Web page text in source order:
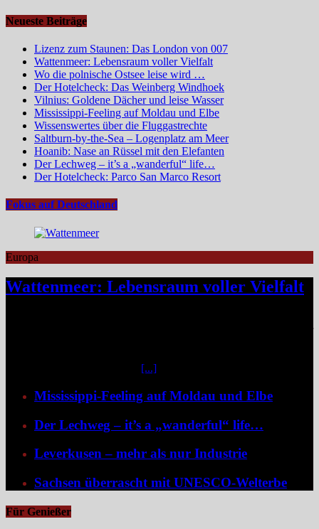
Neueste Beiträge
Lizenz zum Staunen: Das London von 007
Wattenmeer: Lebensraum voller Vielfalt
Wo die polnische Ostsee leise wird …
Der Hotelcheck: Das Weinberg Windhoek
Vilnius: Goldene Dächer und leise Wasser
Mississippi-Feeling auf Moldau und Elbe
Wissenswertes über die Fluggastrechte
Saltburn-by-the-Sea – Logenplatz am Meer
Hoanib: Nase an Rüssel mit den Elefanten
Der Lechweg – it’s a „wanderful“ life…
Der Hotelcheck: Parco San Marco Resort
Fokus auf Deutschland
Europa
Wattenmeer: Lebensraum voller Vielfalt
[...]
Mississippi-Feeling auf Moldau und Elbe
Der Lechweg – it’s a „wanderful“ life…
Leverkusen – mehr als nur Industrie
Sachsen überrascht mit UNESCO-Welterbe
Für Genießer